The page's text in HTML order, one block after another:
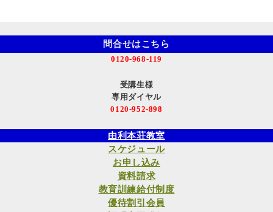
問合せはこちら
0120-968-119
受講生様
専用ダイヤル
0120-952-898
由利本荘教室
スケジュール
お申し込み
資料請求
教育訓練給付制度
優待割引会員